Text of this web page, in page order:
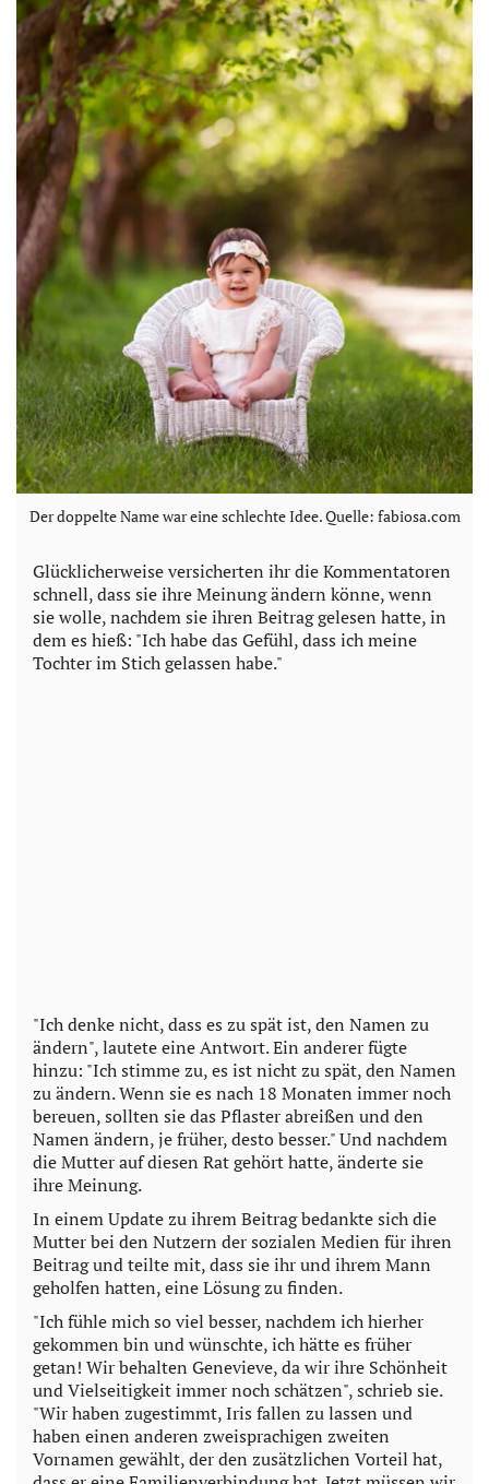
Der doppelte Name war eine schlechte Idee. Quelle: fabiosa.com
Glücklicherweise versicherten ihr die Kommentatoren
schnell, dass sie ihre Meinung ändern könne, wenn
sie wolle, nachdem sie ihren Beitrag gelesen hatte, in
dem es hieß: "Ich habe das Gefühl, dass ich meine
Tochter im Stich gelassen habe."
"Ich denke nicht, dass es zu spät ist, den Namen zu
ändern", lautete eine Antwort. Ein anderer fügte
hinzu: "Ich stimme zu, es ist nicht zu spät, den Namen
zu ändern. Wenn sie es nach 18 Monaten immer noch
bereuen, sollten sie das Pflaster abreißen und den
Namen ändern, je früher, desto besser." Und nachdem
die Mutter auf diesen Rat gehört hatte, änderte sie
ihre Meinung.
In einem Update zu ihrem Beitrag bedankte sich die
Mutter bei den Nutzern der sozialen Medien für ihren
Beitrag und teilte mit, dass sie ihr und ihrem Mann
geholfen hatten, eine Lösung zu finden.
"Ich fühle mich so viel besser, nachdem ich hierher
gekommen bin und wünschte, ich hätte es früher
getan! Wir behalten Genevieve, da wir ihre Schönheit
und Vielseitigkeit immer noch schätzen", schrieb sie.
"Wir haben zugestimmt, Iris fallen zu lassen und
haben einen anderen zweisprachigen zweiten
Vornamen gewählt, der den zusätzlichen Vorteil hat,